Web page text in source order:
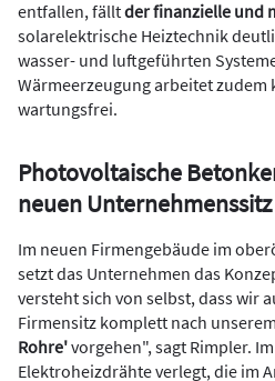
entfallen,fälltder finanzielle und
solarelektrische Heiztechnik
wasser- und luftgeführten
Wärmeerzeugung arbeitet
wartungsfrei.
Photovoltaische
neuen Unternehmenssitz
Im neuen Firmengebäude im
setzt das Unternehmen das
versteht sich von selbst, dass wir
Firmensitz komplett nach
Rohre'vorgehen", sagt Rimpler.
Elektroheizdrähte verlegt, die im